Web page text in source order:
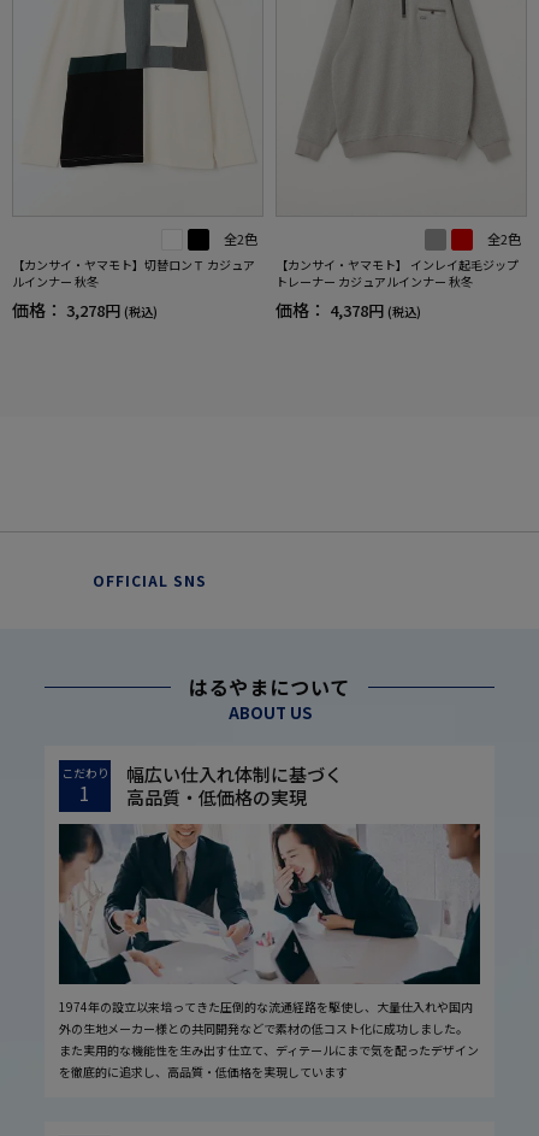
全2色
【カンサイ・ヤマモト】切替ロンＴ カジュア
ルインナー 秋冬
価格： 3,278円 (税込)
全2色
【カンサイ・ヤマモト】 インレイ起毛ジップ
トレーナー カジュアルインナー 秋冬
価格： 4,378円 (税込)
OFFICIAL SNS
はるやまについて
ABOUT US
こだわり
1
幅広い仕入れ体制に基づく
高品質・低価格の実現
1974年の設立以来培ってきた圧倒的な流通経路を駆使し、大量仕入れや国内
外の生地メーカー様との共同開発などで素材の低コスト化に成功しました。
また実用的な機能性を生み出す仕立て、ディテールにまで気を配ったデザイン
を徹底的に追求し、高品質・低価格を実現しています